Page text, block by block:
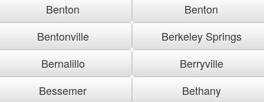
Benton
Benton
Bentonville
Berkeley Springs
Bernalillo
Berryville
Bessemer
Bethany